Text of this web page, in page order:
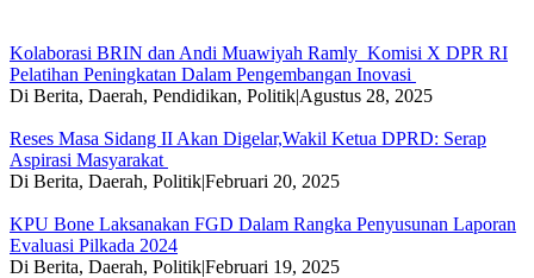
Kolaborasi BRIN dan Andi Muawiyah Ramly Komisi X DPR RI
Pelatihan Peningkatan Dalam Pengembangan Inovasi
Di Berita, Daerah, Pendidikan, Politik|Agustus 28, 2025
Reses Masa Sidang II Akan Digelar,Wakil Ketua DPRD: Serap
Aspirasi Masyarakat
Di Berita, Daerah, Politik|Februari 20, 2025
KPU Bone Laksanakan FGD Dalam Rangka Penyusunan Laporan
Evaluasi Pilkada 2024
Di Berita, Daerah, Politik|Februari 19, 2025